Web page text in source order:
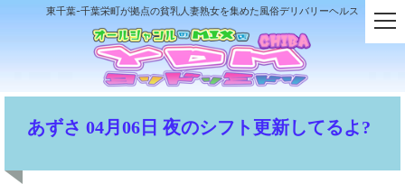
東千葉-千葉栄町が拠点の貧乳人妻熟女を集めた風俗デリバリーヘルス
あずさ 04月06日 夜のシフト更新してるよ?
t
o
l
v